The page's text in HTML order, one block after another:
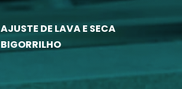
AJUSTE DE LAVA E SECA
BIGORRILHO